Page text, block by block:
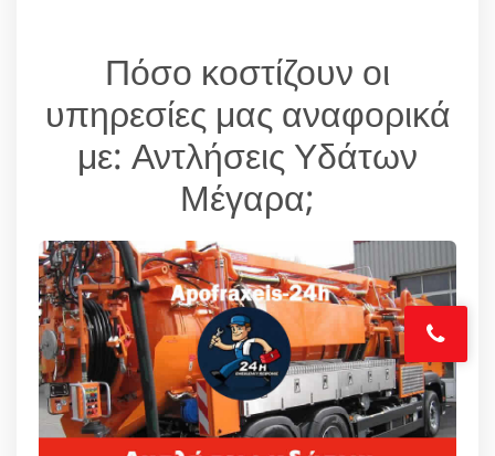
Πόσο κοστίζουν οι
υπηρεσίες μας αναφορικά
με: Αντλήσεις Υδάτων
Μέγαρα;